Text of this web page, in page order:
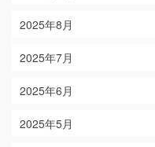
2025年8月
2025年7月
2025年6月
2025年5月